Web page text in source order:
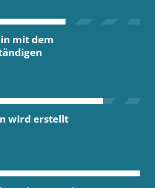
mit dem
wird erstellt